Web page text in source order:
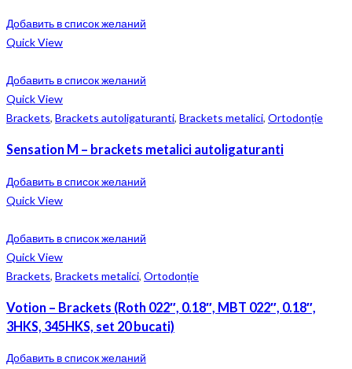
Добавить в список желаний
Quick View
Добавить в список желаний
Quick View
Brackets, Brackets autoligaturanti, Brackets metalici, Ortodonție
Sensation M – brackets metalici autoligaturanti
Добавить в список желаний
Quick View
Добавить в список желаний
Quick View
Brackets, Brackets metalici, Ortodonție
Votion – Brackets (Roth 022″, 0.18″, MBT 022″, 0.18″,
3HKS, 345HKS, set 20 bucati)
Добавить в список желаний